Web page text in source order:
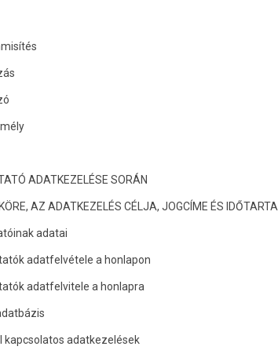
ADATKEZELÉSE SORÁN
AZ ADATKEZELÉS CÉLJA, JOGCÍME ÉS
adatai
adatfelvétele a honlapon
adatfelvitele a honlapra
kapcsolatos adatkezelések